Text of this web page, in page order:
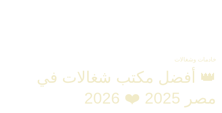
خادمات وشغالات
👑 أفضل مكتب شغالات في
مصر 2025 ❤️ 2026